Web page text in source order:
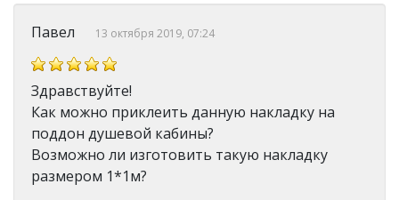
Павел 13 октября 2019, 07:24
Здравствуйте!
Как можно приклеить данную накладку на
поддон душевой кабины?
Возможно ли изготовить такую накладку
размером 1*1м?